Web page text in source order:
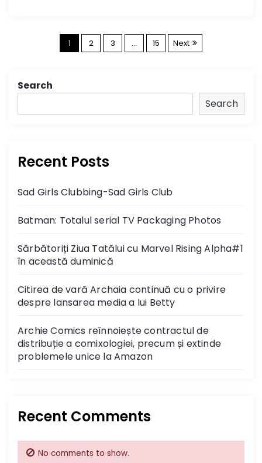
P
s
v
i
g
a
t
i
n
1 2 3 … 15 Next
Search
Search
Recent Posts
Sad Girls Clubbing-Sad Girls Club
Batman: Totalul serial TV Packaging Photos
Sărbătoriți Ziua Tatălui cu Marvel Rising Alpha#1
în această duminică
Citirea de vară Archaia continuă cu o privire
despre lansarea media a lui Betty
Archie Comics reînnoiește contractul de
distribuție a comixologiei, precum și extinde
problemele unice la Amazon
Recent Comments
No comments to show.